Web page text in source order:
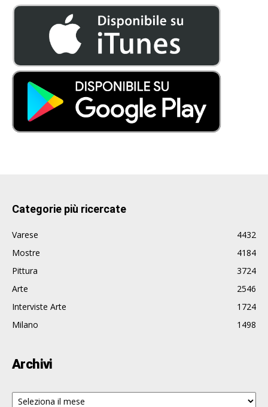
Categorie più ricercate
Varese
4432
Mostre
4184
Pittura
3724
Arte
2546
Interviste Arte
1724
Milano
1498
Archivi
Archivi